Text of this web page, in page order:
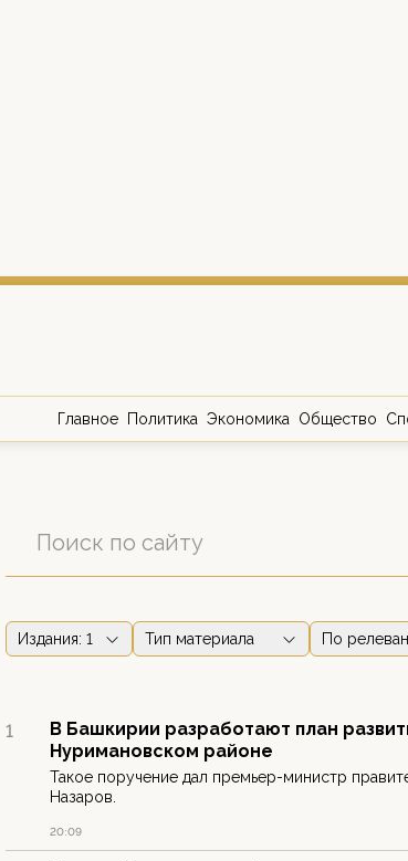
Главное Политика Экономика Общество
Издания: 1 Тип материала По
1
В Башкирии разработают план
Нуримановском районе
Такое поручение дал премьер-министр
Назаров.
20:09